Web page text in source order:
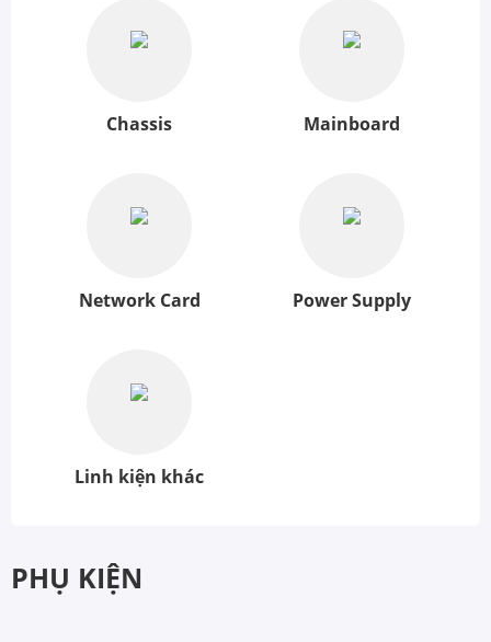
Chassis Mainboard
Network Card Power Supply
Linh kiện khác
PHỤ KIỆN